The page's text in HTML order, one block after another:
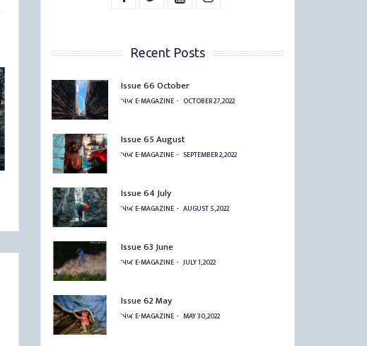
Recent Posts
Issue 66 October
'પંખ' E-MAGAZINE OCTOBER 27, 2022
Issue 65 August
'પંખ' E-MAGAZINE SEPTEMBER 2, 2022
Issue 64 July
'પંખ' E-MAGAZINE AUGUST 5, 2022
Issue 63 June
'પંખ' E-MAGAZINE JULY 1, 2022
Issue 62 May
'પંખ' E-MAGAZINE MAY 30, 2022